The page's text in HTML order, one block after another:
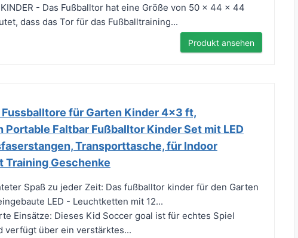
KINDER - Das Fußballtor hat eine Größe von 50 x 44 x 44
dass das Tor für das Fußballtraining...
Produkt ansehen
Fussballtore für Garten Kinder 4x3 ft,
Portable Faltbar Fußballtor Kinder Set mit LED
Transporttasche, für Indoor
Training Geschenke
Spaß zu jeder Zeit: Das fußballtor kinder für den Garten
LED - Leuchtketten mit 12...
Einsätze: Dieses Kid Soccer goal ist für echtes Spiel
verfügt über ein verstärktes...